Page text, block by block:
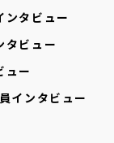
ンタビュー
タビュー
ュー
インタビュー